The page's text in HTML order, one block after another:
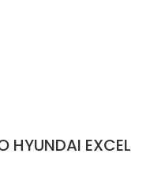
HYUNDAI EXCEL